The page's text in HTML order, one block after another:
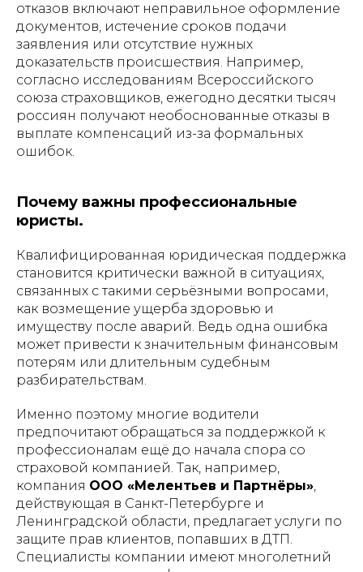
отказов включают неправильное оформление
документов, истечение сроков подачи
заявления или отсутствие нужных
доказательств происшествия. Например,
согласно исследованиям Всероссийского
союза страховщиков, ежегодно десятки тысяч
россиян получают необоснованные отказы в
выплате компенсаций из-за формальных
ошибок.
Почему важны профессиональные
юристы.
Квалифицированная юридическая поддержка
становится критически важной в ситуациях,
связанных с такими серьёзными вопросами,
как возмещение ущерба здоровью и
имуществу после аварий. Ведь одна ошибка
может привести к значительным финансовым
потерям или длительным судебным
разбирательствам.
Именно поэтому многие водители
предпочитают обращаться за поддержкой к
профессионалам ещё до начала спора со
страховой компанией. Так, например,
компания ООО «Мелентьев и Партнёры»,
действующая в Санкт-Петербурге и
Ленинградской области, предлагает услуги по
защите прав клиентов, попавших в ДТП.
Специалисты компании имеют многолетний